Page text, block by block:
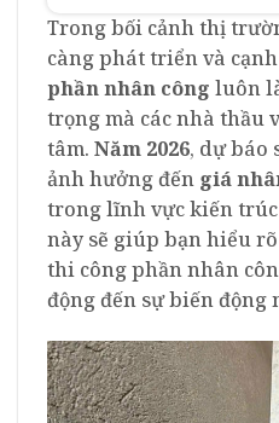
Trong bối cảnh thị
càng phát triển và
phần nhân công luôn
trọng mà các nhà thầu
tâm. Năm 2026, dự báo
ảnh hưởng đến giá
trong lĩnh vực kiến
này sẽ giúp bạn hiểu
thi công phần nhân
động đến sự biến động